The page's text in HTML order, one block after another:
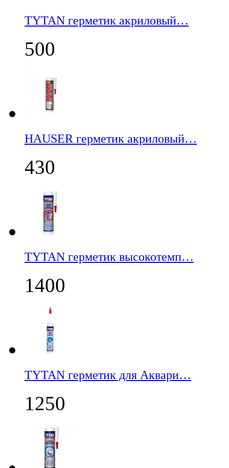
TYTAN герметик акриловый…
500
НАUSER герметик акриловый…
430
TYTAN герметик высокотемп…
1400
TYTAN герметик для Аквари…
1250